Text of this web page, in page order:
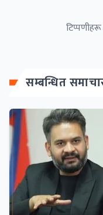
सम्बन्धित